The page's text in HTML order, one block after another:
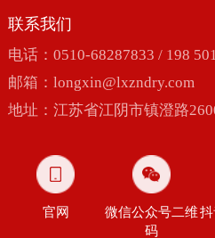
联系我们
电话：0510-68287833 / 198
邮箱： longxin@lxzndry.com
地址：江苏省江阴市镇澄路
官网
微信公众号二维
码